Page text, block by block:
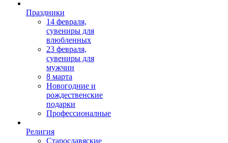
Праздники
14 февраля,
сувениры для
влюбленных
23 февраля,
сувениры для
мужчин
8 марта
Новогодние и
рождественские
подарки
Профессионалные
Религия
Старославяские